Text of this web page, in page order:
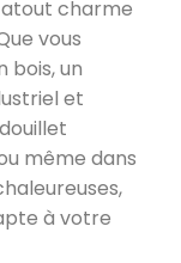
charme
vous
bois, un
et
même dans
à votre